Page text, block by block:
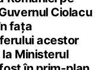
Ciolacu
fața
acestor
Ministerul